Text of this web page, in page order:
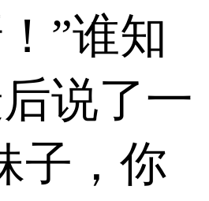
”谁知
说了一
子，你